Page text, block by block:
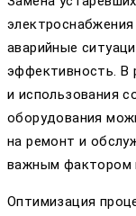
аварийные
эффективность. В
и использования
оборудования
на ремонт и
важным фактором
Оптимизация